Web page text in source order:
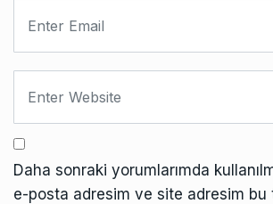
Daha sonraki yorumlarımda
e-posta adresim ve site adresim bu